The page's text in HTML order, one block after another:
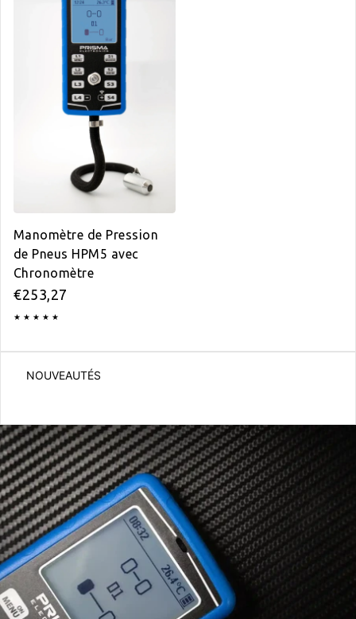
Manomètre de Pression
de Pneus HPM5 avec
Chronomètre
Prix régulier
€253,27
NOUVEAUTÉS